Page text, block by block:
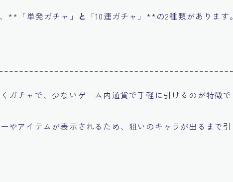
**「単発ガチャ」 と 「10連ガチャ」**の2種類があります。
ガチャで、少ないゲーム内通貨で手軽に引けるのが特徴で
やアイテムが表示されるため、狙いのキャラが出るまで引